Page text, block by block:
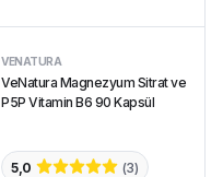
VENATURA
VeNatura Magnezyum Sitrat ve
P5P Vitamin B6 90 Kapsül
5,0 (3)